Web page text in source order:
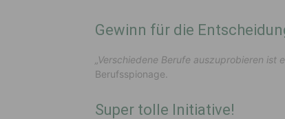
Gewinn für die
„Verschiedene Berufe auszuprobieren ist
Berufsspionage.
Super tolle Initiative!